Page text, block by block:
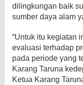
dilingkungan baik
sumber daya alam
“Untuk itu kegiatan
evaluasi terhadap
pada periode yang
Karang Taruna
Ketua Karang